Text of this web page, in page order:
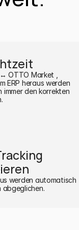
OTTO Market ,
ERP heraus werden
den korrekten
werden automatisch
abgeglichen.